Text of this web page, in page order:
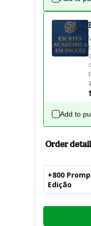
Add to
Order
+800
Edição
Total